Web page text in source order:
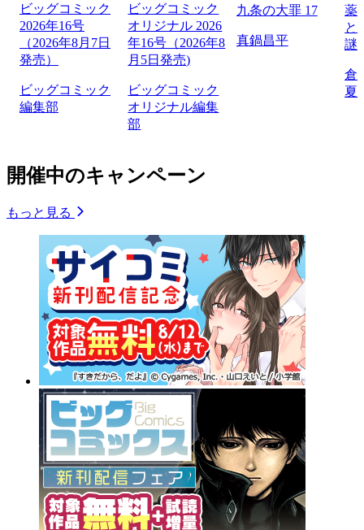
ビッグコミック
2026年16号
（2026年8月7日
発売）
ビッグコミック
編集部
ビッグコミック
オリジナル 2026
年16号（2026年8
月5日発売)
ビッグコミック
オリジナル編集
部
九条の大罪 17
真鍋昌平
薬
と
謎
倉
夏
開催中のキャンペーン
もっと見る